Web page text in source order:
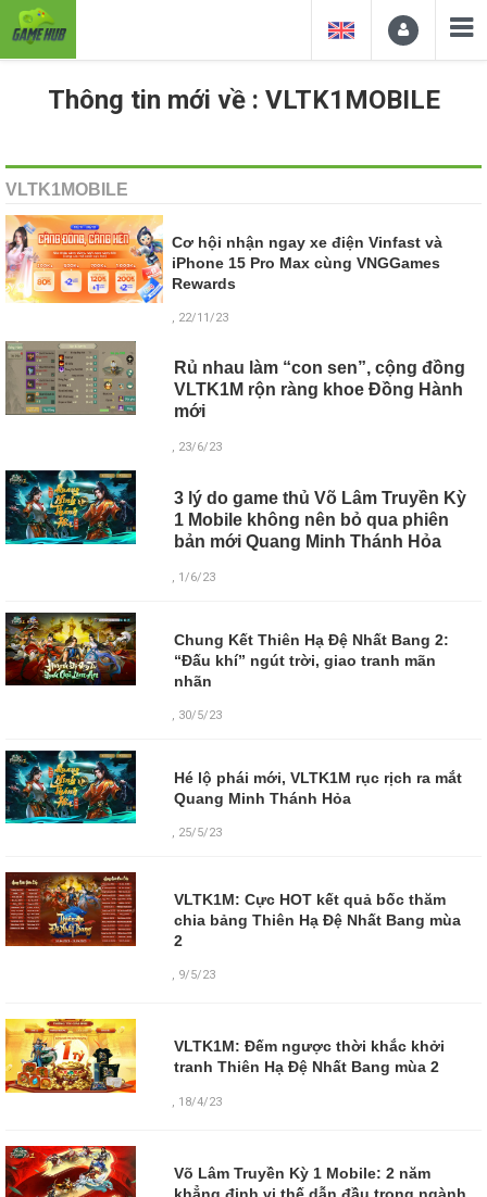
Thông tin mới về : VLTK1MOBILE
VLTK1MOBILE
Cơ hội nhận ngay xe điện Vinfast và
iPhone 15 Pro Max cùng VNGGames
Rewards
, 22/11/23
Rủ nhau làm “con sen”, cộng đồng
VLTK1M rộn ràng khoe Đồng Hành
mới
, 23/6/23
3 lý do game thủ Võ Lâm Truyền Kỳ
1 Mobile không nên bỏ qua phiên
bản mới Quang Minh Thánh Hỏa
, 1/6/23
Chung Kết Thiên Hạ Đệ Nhất Bang 2:
“Đấu khí” ngút trời, giao tranh mãn
nhãn
, 30/5/23
Hé lộ phái mới, VLTK1M rục rịch ra mắt
Quang Minh Thánh Hỏa
, 25/5/23
VLTK1M: Cực HOT kết quả bốc thăm
chia bảng Thiên Hạ Đệ Nhất Bang mùa
2
, 9/5/23
VLTK1M: Đếm ngược thời khắc khởi
tranh Thiên Hạ Đệ Nhất Bang mùa 2
18/4/23
Võ Lâm Truyền Kỳ 1 Mobile: 2 năm
khẳng định vị thế dẫn đầu trong ngành